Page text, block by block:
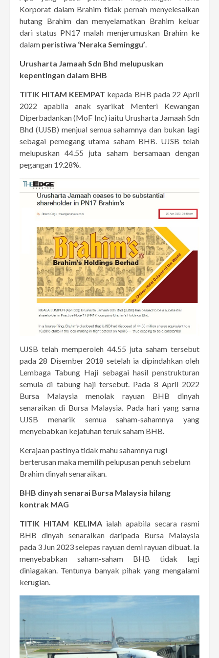
Korporat dalam Brahim tidak pernah menyelesaikan
hutang Brahim dan menyelamatkan Brahim keluar
dari status PN17 malah menjerumuskan Brahim ke
dalam peristiwa ‘Neraka Seminggu’.
Urusharta Jamaah Sdn Bhd melupuskan
kepentingan dalam BHB
TITIK HITAM KEEMPAT kepada BHB pada 22 April
2022 apabila anak syarikat Menteri Kewangan
Diperbadankan (MoF Inc) iaitu Urusharta Jamaah Sdn
Bhd (UJSB) menjual semua sahamnya dan bukan lagi
sebagai pemegang utama saham BHB. UJSB telah
melupuskan 44.55 juta saham bersamaan dengan
pegangan 19.28%.
UJSB telah memperoleh 44.55 juta saham tersebut
pada 28 Disember 2018 setelah ia dipindahkan oleh
Lembaga Tabung Haji sebagai hasil penstrukturan
semula di tabung haji tersebut. Pada 8 April 2022
Bursa Malaysia menolak rayuan BHB dinyah
senaraikan di Bursa Malaysia. Pada hari yang sama
UJSB menarik semua saham-sahamnya yang
menyebabkan kejatuhan teruk saham BHB.
Kerajaan pastinya tidak mahu sahamnya rugi
berterusan maka memilih pelupusan penuh sebelum
Brahim dinyah senaraikan.
BHB dinyah senarai Bursa Malaysia hilang
kontrak MAG
TITIK HITAM KELIMAialah apabila secara rasmi
BHB dinyah senaraikan daripada Bursa Malaysia
pada 3 Jun 2023 selepas rayuan demi rayuan dibuat. Ia
menyebabkan saham-saham BHB tidak lagi
diniagakan. Tentunya banyak pihak yang mengalami
kerugian.